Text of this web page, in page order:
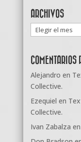
ARCHIVOS
Archivos
COMENTARIOS
Alejandro en
Collective.
Ezequiel en
Collective.
Ivan Zabalza en